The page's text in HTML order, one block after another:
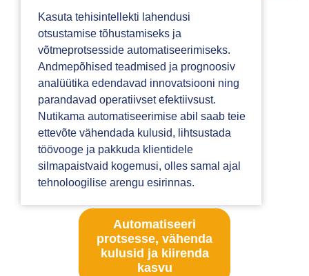
Kasuta tehisintellekti lahendusi
otsustamise tõhustamiseks ja
võtmeprotsesside automatiseerimiseks.
Andmepõhised teadmised ja prognoosiv
analüütika edendavad innovatsiooni ning
parandavad operatiivset efektiivsust.
Nutikama automatiseerimise abil saab teie
ettevõte vähendada kulusid, lihtsustada
töövooge ja pakkuda klientidele
silmapaistvaid kogemusi, olles samal ajal
tehnoloogilise arengu esirinnas.
Automatiseeri
protsesse, vähenda
kulusid ja kiirenda
kasvu